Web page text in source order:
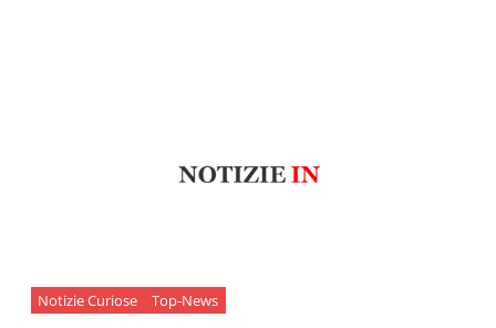
Notizie Curiose Top-News